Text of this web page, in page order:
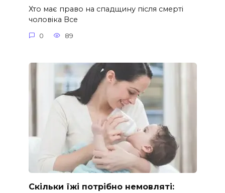
Хто має право на спадщину після смерті
чоловіка Все
0 89
Скільки їжі потрібно немовляті: